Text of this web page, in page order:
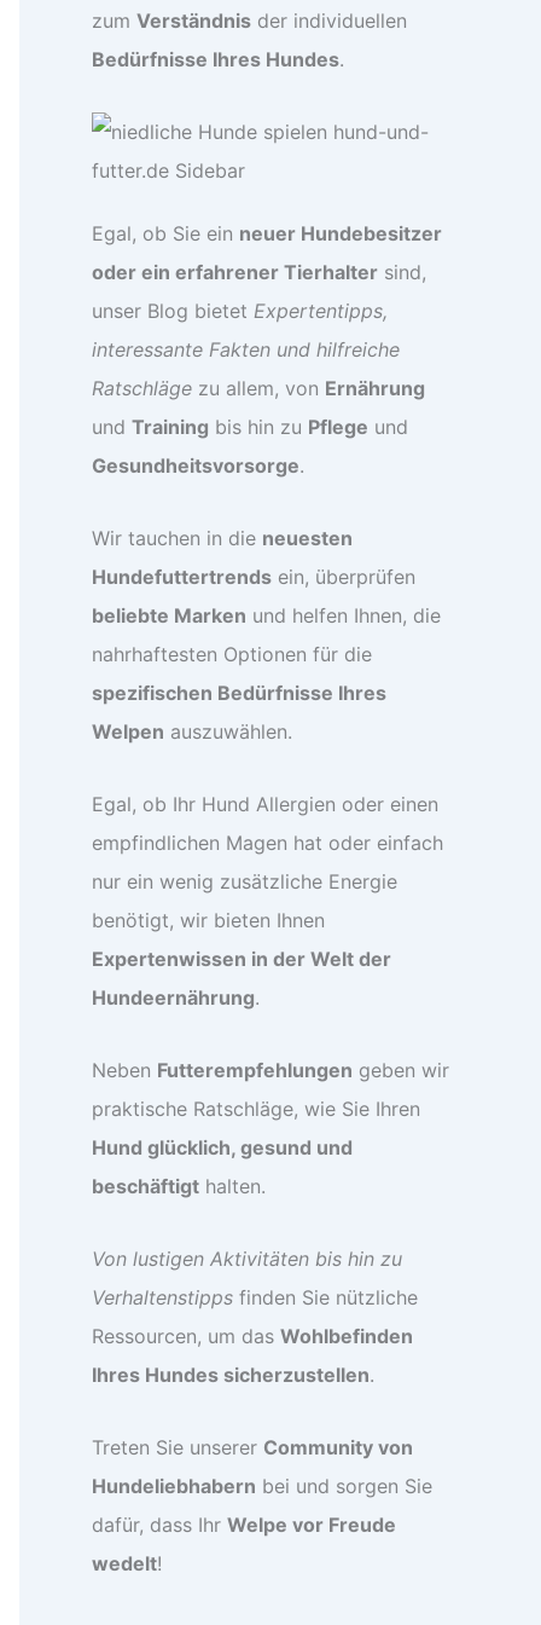
zum Verständnis der individuellen
Bedürfnisse Ihres Hundes.
Egal, ob Sie ein neuer Hundebesitzer
oder ein erfahrener Tierhalter sind,
unser Blog bietet Expertentipps,
interessante Fakten und hilfreiche
Ratschläge zu allem, von Ernährung
und Training bis hin zu Pflege und
Gesundheitsvorsorge.
Wir tauchen in die neuesten
Hundefuttertrends ein, überprüfen
beliebte Marken und helfen Ihnen, die
nahrhaftesten Optionen für die
spezifischen Bedürfnisse Ihres
Welpen auszuwählen.
Egal, ob Ihr Hund Allergien oder einen
empfindlichen Magen hat oder einfach
nur ein wenig zusätzliche Energie
benötigt, wir bieten Ihnen
Expertenwissen in der Welt der
Hundeernährung.
Neben Futterempfehlungen geben wir
praktische Ratschläge, wie Sie Ihren
Hund glücklich, gesund und
beschäftigt halten.
Von lustigen Aktivitäten bis hin zu
Verhaltenstipps finden Sie nützliche
Ressourcen, um das Wohlbefinden
Ihres Hundes sicherzustellen.
Treten Sie unserer Community von
Hundeliebhabern bei und sorgen Sie
dafür, dass Ihr Welpe vor Freude
wedelt!